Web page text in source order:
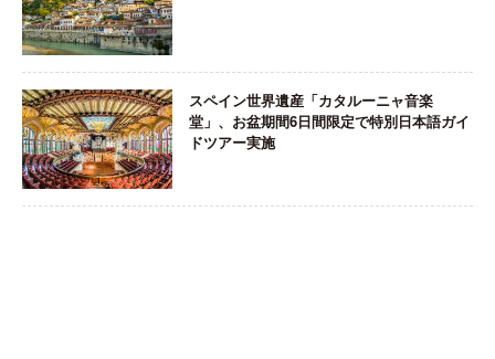
スペイン世界遺産「カタルーニャ音楽
堂」、お盆期間6日間限定で特別日本語ガイ
ドツアー実施